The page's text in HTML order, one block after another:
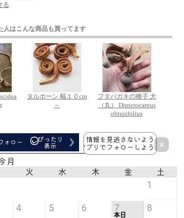
る
人はこんな商品も買ってます
タルホーン 幅１０cm
～
フタバガキの種子 大
（丸） Dipterocarpus
obtusifolius